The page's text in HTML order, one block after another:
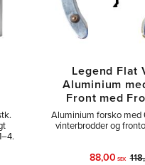
Legend Flat
Aluminium
Front med
Aluminium forsko med
vinterbrodder og
88,00 SEK